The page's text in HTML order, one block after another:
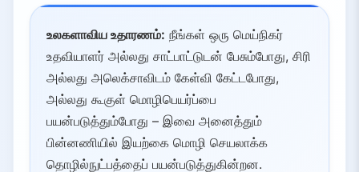
உலகளாவிய உதாரணம்: நீங்கள் ஒரு மெய்நிகர்
உதவியாளர் அல்லது சாட்பாட்டுடன் பேசும்போது, சிரி
அல்லது அலெக்சாவிடம் கேள்வி கேட்டபோது,
அல்லது கூகுள் மொழிபெயர்ப்பை
பயன்படுத்தும்போது – இவை அனைத்தும்
பின்னணியில் இயற்கை மொழி செயலாக்க
தொழில்நுட்பத்தைப் பயன்படுத்துகின்றன.